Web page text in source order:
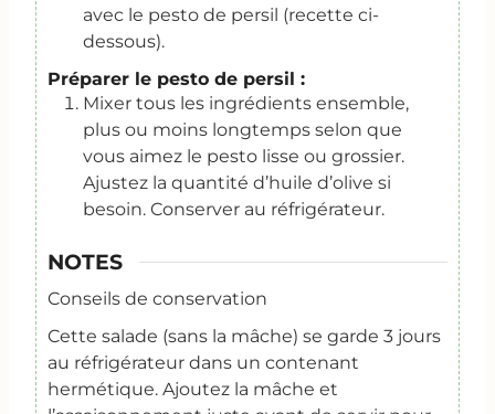
avec le pesto de persil (recette ci-
dessous).
Préparer le pesto de persil :
Mixer tous les ingrédients ensemble,
plus ou moins longtemps selon que
vous aimez le pesto lisse ou grossier.
Ajustez la quantité d’huile d’olive si
besoin. Conserver au réfrigérateur.
NOTES
Conseils de conservation
Cette salade (sans la mâche) se garde 3 jours
au réfrigérateur dans un contenant
hermétique. Ajoutez la mâche et